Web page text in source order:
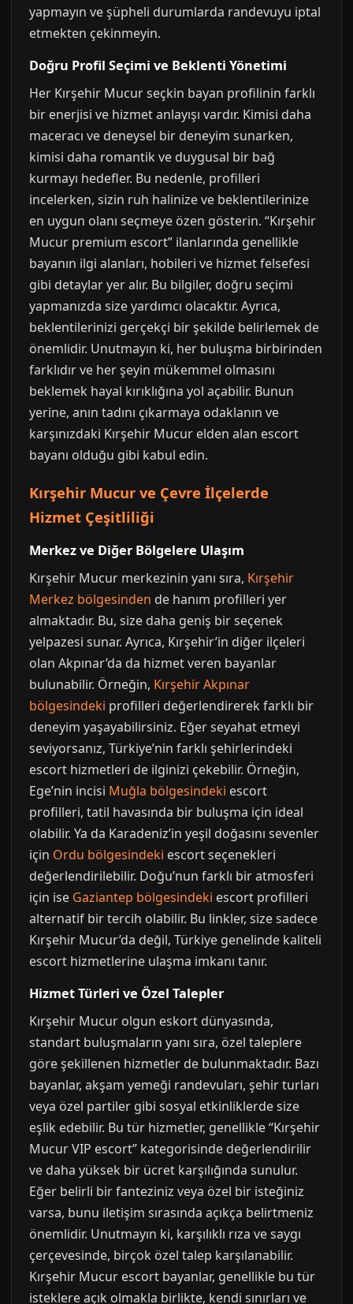
yapmayın ve şüpheli durumlarda randevuyu iptal
etmekten çekinmeyin.
Doğru Profil Seçimi ve Beklenti Yönetimi
Her Kırşehir Mucur seçkin bayan profilinin farklı
bir enerjisi ve hizmet anlayışı vardır. Kimisi daha
maceracı ve deneysel bir deneyim sunarken,
kimisi daha romantik ve duygusal bir bağ
kurmayı hedefler. Bu nedenle, profilleri
incelerken, sizin ruh halinize ve beklentilerinize
en uygun olanı seçmeye özen gösterin. “Kırşehir
Mucur premium escort” ilanlarında genellikle
bayanın ilgi alanları, hobileri ve hizmet felsefesi
gibi detaylar yer alır. Bu bilgiler, doğru seçimi
yapmanızda size yardımcı olacaktır. Ayrıca,
beklentilerinizi gerçekçi bir şekilde belirlemek de
önemlidir. Unutmayın ki, her buluşma birbirinden
farklıdır ve her şeyin mükemmel olmasını
beklemek hayal kırıklığına yol açabilir. Bunun
yerine, anın tadını çıkarmaya odaklanın ve
karşınızdaki Kırşehir Mucur elden alan escort
bayanı olduğu gibi kabul edin.
Kırşehir Mucur ve Çevre İlçelerde
Hizmet Çeşitliliği
Merkez ve Diğer Bölgelere Ulaşım
Kırşehir Mucur merkezinin yanı sıra, Kırşehir
Merkez bölgesinden de hanım profilleri yer
almaktadır. Bu, size daha geniş bir seçenek
yelpazesi sunar. Ayrıca, Kırşehir’in diğer ilçeleri
olan Akpınar’da da hizmet veren bayanlar
bulunabilir. Örneğin, Kırşehir Akpınar
bölgesindeki profilleri değerlendirerek farklı bir
deneyim yaşayabilirsiniz. Eğer seyahat etmeyi
seviyorsanız, Türkiye’nin farklı şehirlerindeki
escort hizmetleri de ilginizi çekebilir. Örneğin,
Ege’nin incisi Muğla bölgesindeki escort
profilleri, tatil havasında bir buluşma için ideal
olabilir. Ya da Karadeniz’in yeşil doğasını sevenler
için Ordu bölgesindeki escort seçenekleri
değerlendirilebilir. Doğu’nun farklı bir atmosferi
için ise Gaziantep bölgesindeki escort profilleri
alternatif bir tercih olabilir. Bu linkler, size sadece
Kırşehir Mucur’da değil, Türkiye genelinde kaliteli
escort hizmetlerine ulaşma imkanı tanır.
Hizmet Türleri ve Özel Talepler
Kırşehir Mucur olgun eskort dünyasında,
standart buluşmaların yanı sıra, özel taleplere
göre şekillenen hizmetler de bulunmaktadır. Bazı
bayanlar, akşam yemeği randevuları, şehir turları
veya özel partiler gibi sosyal etkinliklerde size
eşlik edebilir. Bu tür hizmetler, genellikle “Kırşehir
Mucur VIP escort” kategorisinde değerlendirilir
ve daha yüksek bir ücret karşılığında sunulur.
Eğer belirli bir fanteziniz veya özel bir isteğiniz
varsa, bunu iletişim sırasında açıkça belirtmeniz
önemlidir. Unutmayın ki, karşılıklı rıza ve saygı
çerçevesinde, birçok özel talep karşılanabilir.
Kırşehir Mucur escort bayanlar, genellikle bu tür
isteklere açık olmakla birlikte, kendi sınırları ve